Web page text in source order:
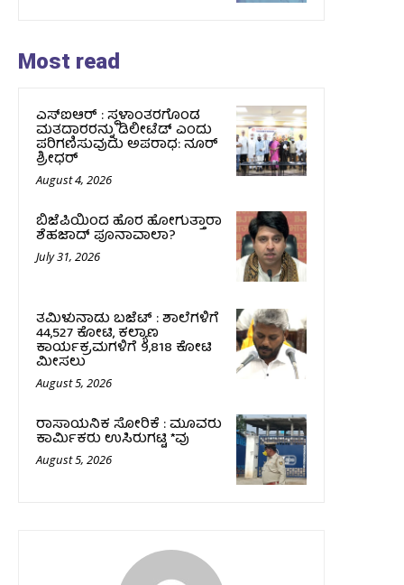
Most read
ಎಸ್‌ಐಆರ್ : ಸ್ಥಳಾಂತರಗೊಂಡ
ಮತದಾರರನ್ನು ಡಿಲೀಟೆಡ್ ಎಂದು
ಪರಿಗಣಿಸುವುದು ಅಪರಾಧ: ನೂರ್
ಶ್ರೀಧರ್
August 4, 2026
ಬಿಜೆಪಿಯಿಂದ ಹೊರ ಹೋಗುತ್ತಾರಾ
ಶೆಹಜಾದ್ ಪೂನಾವಾಲಾ?
July 31, 2026
ತಮಿಳುನಾಡು ಬಜೆಟ್ : ಶಾಲೆಗಳಿಗೆ
₹44,527 ಕೋಟಿ, ಕಲ್ಯಾಣ
ಕಾರ್ಯಕ್ರಮಗಳಿಗೆ ₹9,818 ಕೋಟಿ
ಮೀಸಲು
August 5, 2026
ರಾಸಾಯನಿಕ ಸೋರಿಕೆ : ಮೂವರು
ಕಾರ್ಮಿಕರು ಉಸಿರುಗಟ್ಟಿ *ವು
August 5, 2026